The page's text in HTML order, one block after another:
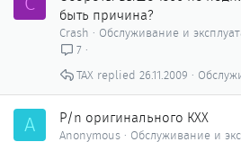
быть причина?
Crash
Обслуживание и
7
26.11.2009
ТАХ
A P/n оригинального КХХ
Anonymous
Обслуживание и